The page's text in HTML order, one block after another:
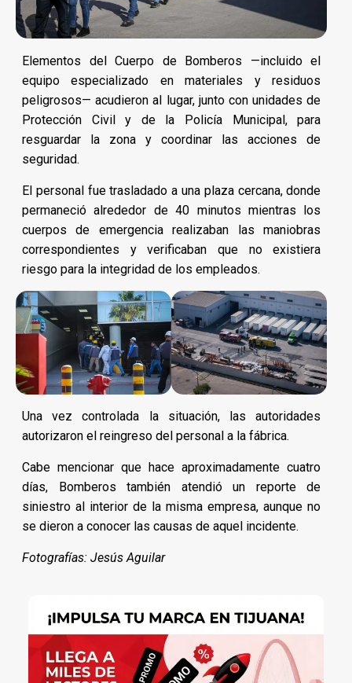
Elementos del Cuerpo de Bomberos —incluido el
equipo especializado en materiales y residuos
peligrosos— acudieron al lugar, junto con unidades de
Protección Civil y de la Policía Municipal, para
resguardar la zona y coordinar las acciones de
seguridad.
El personal fue trasladado a una plaza cercana, donde
permaneció alrededor de 40 minutos mientras los
cuerpos de emergencia realizaban las maniobras
correspondientes y verificaban que no existiera
riesgo para la integridad de los empleados.
Una vez controlada la situación, las autoridades
autorizaron el reingreso del personal a la fábrica.
Cabe mencionar que hace aproximadamente cuatro
días, Bomberos también atendió un reporte de
siniestro al interior de la misma empresa, aunque no
se dieron a conocer las causas de aquel incidente.
Fotografías: Jesús Aguilar